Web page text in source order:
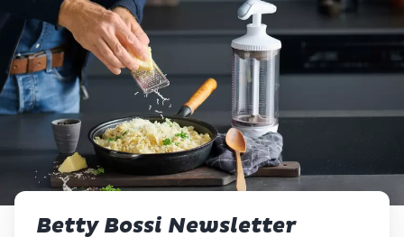
Betty Bossi Newsletter